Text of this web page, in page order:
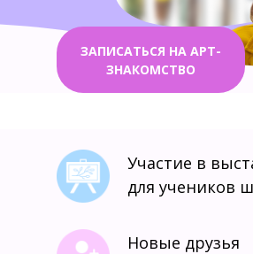
ЗАПИСАТЬСЯ НА АРТ-
ЗНАКОМСТВО
Участие в
для учеников
Новые друзья